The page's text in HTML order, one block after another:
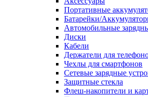
Портативные
Батарейки/
Автомобильные
Диски
Кабели
Держатели для
Чехлы для смартфонов
Сетевые зарядные
Защитные стекла
Флеш-накопители и